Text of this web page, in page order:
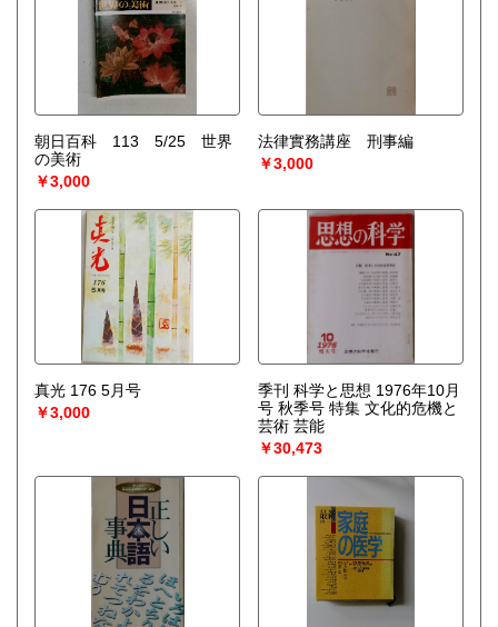
朝日百科 113 5/25 世界
の美術
￥3,000
法律實務講座 刑事編
￥3,000
真光 176 5月号
￥3,000
季刊 科学と思想 1976年10月
号 秋季号 特集 文化的危機と
芸術 芸能
￥30,473